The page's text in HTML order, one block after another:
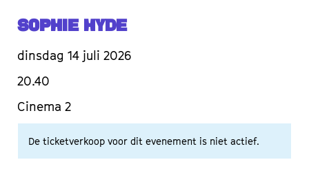
Sophie Hyde
dinsdag 14 juli 2026
20.40
Cinema 2
De ticketverkoop voor dit evenement is niet actief.